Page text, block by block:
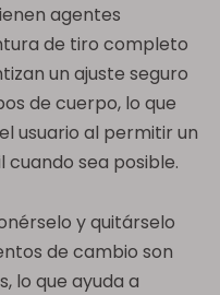
agentes
de tiro completo
un ajuste seguro
de cuerpo, lo que
usuario al permitir un
sea posible.
y quitárselo
de cambio son
lo que ayuda a